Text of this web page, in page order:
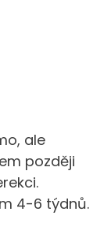
ale
později
4-6 týdnů.